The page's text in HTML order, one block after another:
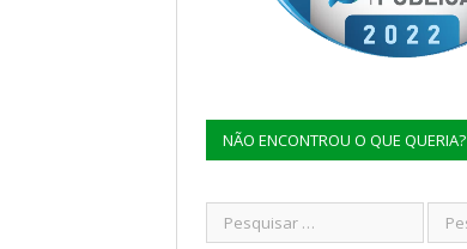
NÃO ENCONTROU O QUE QUERIA?